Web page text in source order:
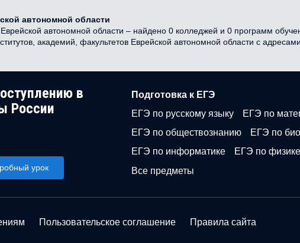
автономной области
автономной области – найдено 0 колледжей и 0 программ
академий, факультетов Еврейской автономной области с
в
России
урок
Подготовка к ЕГЭ
ЕГЭ по русскому языку
ЕГЭ по
ЕГЭ по обществознанию
ЕГЭ по
ЕГЭ по информатике
ЕГЭ по физике
Все предметы
Пользовательское соглашение Правила сайта